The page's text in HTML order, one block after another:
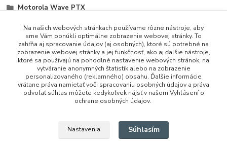
Motorola Wave PTX
+421 948 229 224
Na našich webových stránkach používame rôzne nástroje, aby
sme Vám ponúkli optimálne zobrazenie webovej stránky. To
zahŕňa aj spracovanie údajov (aj osobných), ktoré sú potrebné na
zobrazenie webovej stránky a jej funkčnosť, ako aj ďalšie nástroje,
ktoré sa používajú na pohodlné nastavenie webových stránok, na
vytváranie anonymných štatistík alebo na zobrazenie
personalizovaného (reklamného) obsahu. Ďalšie informácie
vrátane práva namietať voči spracovaniu osobných údajov a práva
odvolať súhlas môžete kedykoľvek nájsť v našom Vyhlásení o
ochrane osobných údajov.
Nastavenia Súhlasím